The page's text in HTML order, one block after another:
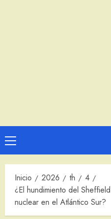
Menú
principal
Inicio 2026 th
4
¿El hundimiento del
nuclear en el Atlántico Sur?